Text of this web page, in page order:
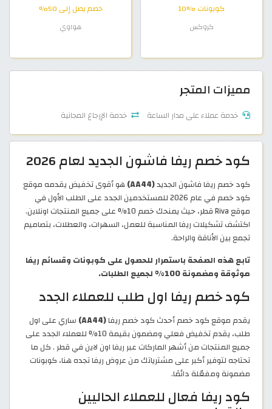
كوبونات %10
كروكس
خصم يصل إلى 50%
هواوي
مميزات المتجر
خدمة عملاء على مدار الساعة خدمة الإرجاع المجانية
كود خصم ريفا فاشون الجديد لعام 2026
كود خصم ريفا فاشون الجديد(AA44)
هو أقوى تخفيض يقدمه موقع
كود خصم في عام 2026 للمستخدمين الجدد على الطلب الأول في
موقع Riva قطر، حيث يمنحك خصم 10% على جميع المنتجات اونلاين.
اكتشف تشكيلات ريفا المناسبة للعمل، السهرات، والعطلات، بتصاميم
تجمع بين الأناقة والراحة.
تابع هذه الصفحة باستمرار للحصول على كوبونات وقسائم ريفا
موثوقة ومضمونة 100% لجميع الطلبات.
كود خصم ريفا اول طلب للعملاء الجدد
يقدم موقع كود خصم أحدث كود خصم ريفا(AA44)
ساري على اول
طلب، يقدم تخفيض فعلي ومضمون بقيمة 10% للعملاء الجدد على
جميع المنتجات من أشهر الماركات عبر ريفا اون لاين في قطر . كل ما
تحتاجه لتوفير أكبر على مشترياتك من عروض ريفا تجده هنا، كوبونات
مضمونة ومفعّلة دائمًا.
كود ريفا فعال للعملاء الحاليين